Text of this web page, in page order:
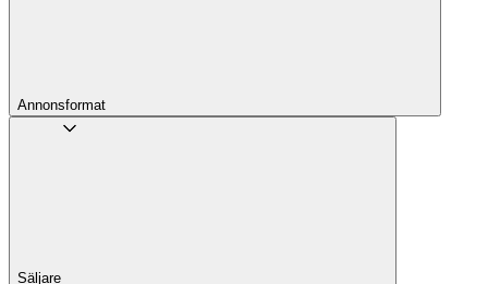
Annons­format
Säljare